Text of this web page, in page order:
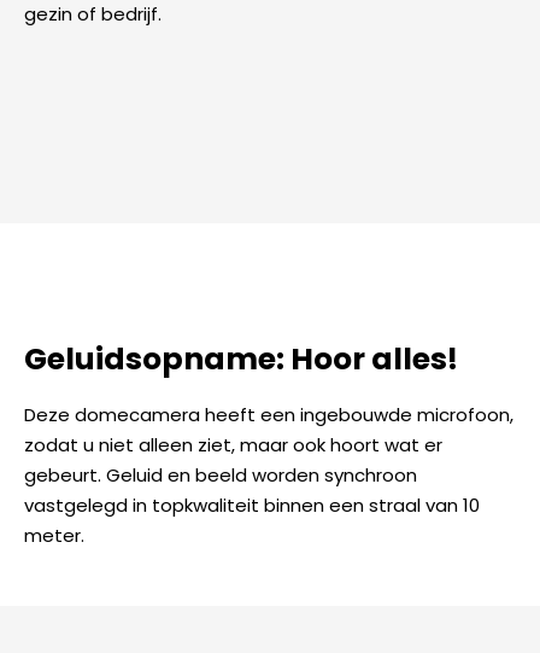
gezin of bedrijf.
Geluidsopname: Hoor alles!
Deze domecamera heeft een ingebouwde microfoon,
zodat u niet alleen ziet, maar ook hoort wat er
gebeurt. Geluid en beeld worden synchroon
vastgelegd in topkwaliteit binnen een straal van 10
meter.